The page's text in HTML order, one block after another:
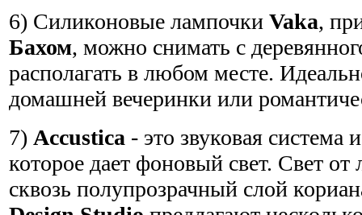
6) Силиконовые лампочки Vaka,
Бахом, можно снимать с
располагать в любом месте.
домашней вечеринки или
7) Accustica - это звуковая система
которое дает фоновый свет. Свет от
сквозь полупрозрачный слой